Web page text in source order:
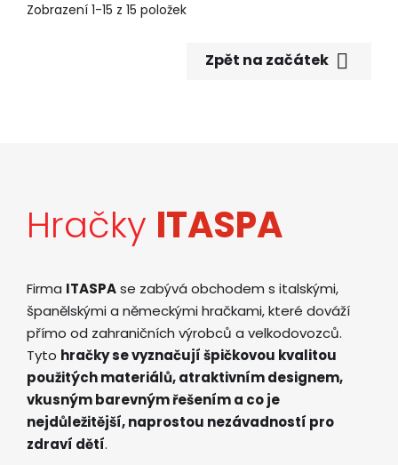
Zobrazení 1-15 z 15 položek
Zpět na začátek 
Hračky ITASPA
Firma ITASPAse zabývá obchodem s italskými,
španělskými a německými hračkami, které dováží
přímo od zahraničních výrobců a velkodovozců.
Tyto hračky se vyznačují špičkovou kvalitou
použitých materiálů, atraktivním designem,
vkusným barevným řešením a co je
nejdůležitější, naprostou nezávadností pro
zdraví dětí.